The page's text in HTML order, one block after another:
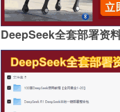
DeepSeek全套部署资